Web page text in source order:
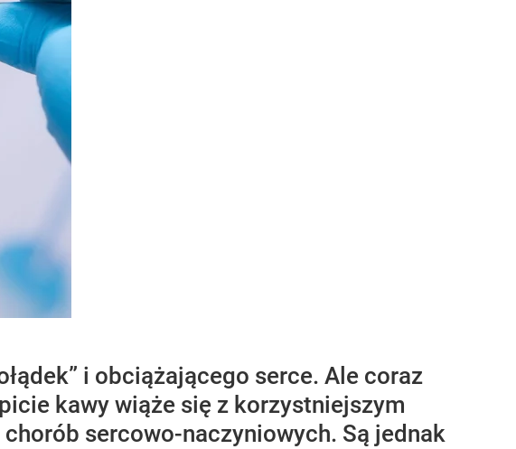
i obciążającego serce. Ale coraz
kawy wiąże się z korzystniejszym
sercowo-naczyniowych. Są jednak